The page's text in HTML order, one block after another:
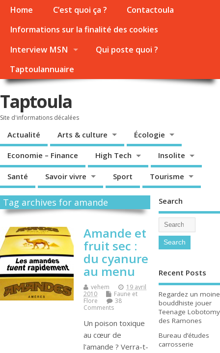
Home C’est quoi ça ?
Contactoula
Informations sur la finalité des cookies
Interview MSN
Qui poste quoi ?
Taptoulannuaire
Taptoula
Site d'informations décalées
Actualité Arts & culture Écologie
Economie – Finance High Tech Insolite
Santé Savoir vivre Sport Tourisme
Tag archives for amande
Amande et
fruit sec :
du cyanure
au menu
vehem
19 avril
2010
Faune et
Flore
38
Comments
Un poison toxique
au cœur de
l'amande ? Verra-t-
Search
Recent Posts
Regardez un moine
bouddhiste jouer
Teenage Lobotomy
des Ramones
Bureau d’études
carrosserie